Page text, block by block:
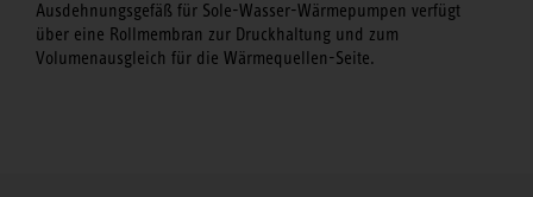
Ausdehnungsgefäß für Sole-Wasser-Wärmepumpen verfügt
über eine Rollmembran zur Druckhaltung und zum
Volumenausgleich für die Wärmequellen-Seite.